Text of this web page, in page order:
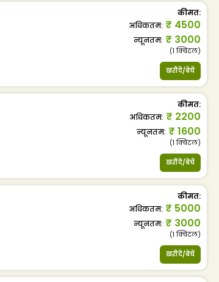
कीमत:
अधिकतम: ₹ 4500
न्यूनतम: ₹ 3000
(1क्विंटल)
खरीदें/बेचें
कीमत:
अधिकतम: ₹ 2200
न्यूनतम: ₹ 1600
(1क्विंटल)
खरीदें/बेचें
कीमत:
अधिकतम: ₹ 5000
न्यूनतम: ₹ 3000
(1क्विंटल)
खरीदें/बेचें